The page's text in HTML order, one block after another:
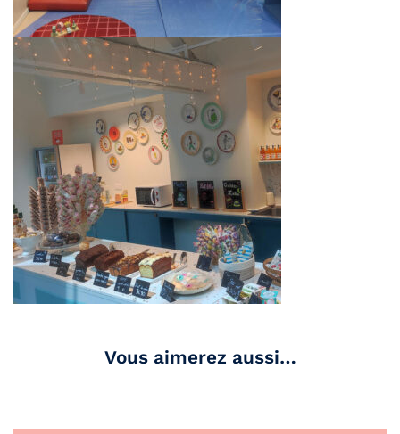
Vous aimerez aussi…